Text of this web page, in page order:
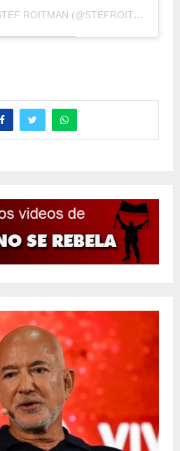
A POST SHARED BY STEF ROITMAN (@STEFROITMAN)